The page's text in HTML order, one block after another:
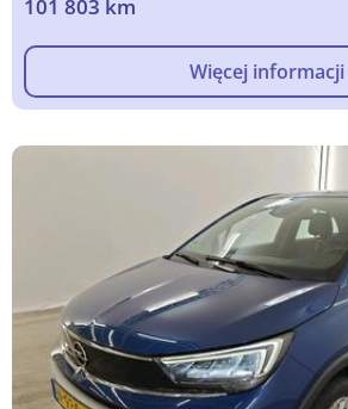
101 803 km
Więcej informacji